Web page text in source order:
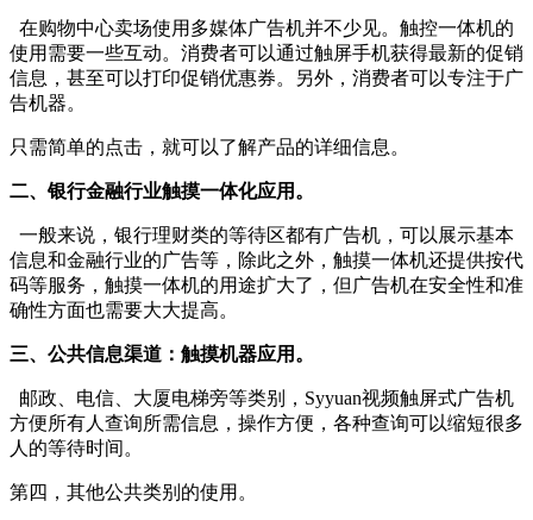
在购物中心卖场使用多媒体广告机并不少见。触控一体机的
使用需要一些互动。消费者可以通过触屏手机获得最新的促销
信息，甚至可以打印促销优惠券。另外，消费者可以专注于广
告机器。
只需简单的点击，就可以了解产品的详细信息。
二、银行金融行业触摸一体化应用。
一般来说，银行理财类的等待区都有广告机，可以展示基本
信息和金融行业的广告等，除此之外，触摸一体机还提供按代
码等服务，触摸一体机的用途扩大了，但广告机在安全性和准
确性方面也需要大大提高。
三、公共信息渠道：触摸机器应用。
邮政、电信、大厦电梯旁等类别，Syyuan视频触屏式广告机
方便所有人查询所需信息，操作方便，各种查询可以缩短很多
人的等待时间。
第四，其他公共类别的使用。